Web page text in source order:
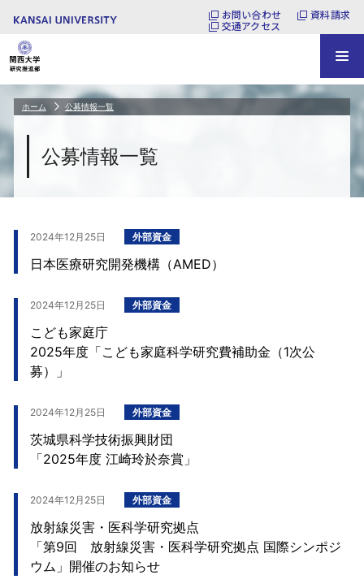
お問い合わせ
資料請求
交通アクセス
公募情報一覧
ホーム 公募情報一覧
2024年12月25日 外部資金
日本医療研究開発機構（AMED）
2024年12月25日 外部資金
こども家庭庁
2025年度「こども家庭科学研究費補助金（1次公
募）」
2024年12月25日 外部資金
茨城県科学技術振興財団
「2025年度 江崎玲於奈賞」
2024年12月25日 外部資金
放射線災害・医科学研究拠点
「第9回 放射線災害・医科学研究拠点 国際シンポジ
ウム」開催のお知らせ